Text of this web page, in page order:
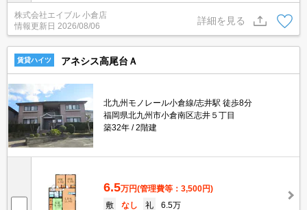
の新築物件です。
株式会社エイブル 小倉店
情報更新日 2026/08/06
詳細を見る
賃貸ハイツ アネシス高尾台Ａ
北九州モノレール小倉線/志井駅 徒歩8分
福岡県北九州市小倉南区志井５丁目
築32年
2階建
6.5万円(管理費等：3,500円)
敷
なし 礼
6.5万